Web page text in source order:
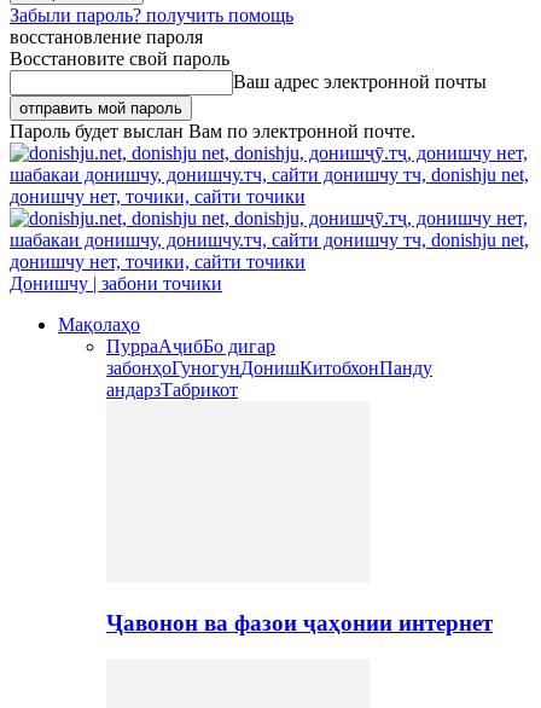
Забыли пароль? получить помощь
восстановление пароля
Восстановите свой пароль
Ваш адрес электронной почты
Пароль будет выслан Вам по электронной почте.
Донишчу | забони точики
Мақолаҳо
ПурраАҷибБо дигар
забонҳоГуногунДонишКитобхонПанду
андарзТабрикот
Ҷавонон ва фазои ҷаҳонии интернет